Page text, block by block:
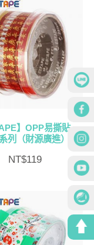
】OPP易撕貼 –
列（財源廣進）
NT$119